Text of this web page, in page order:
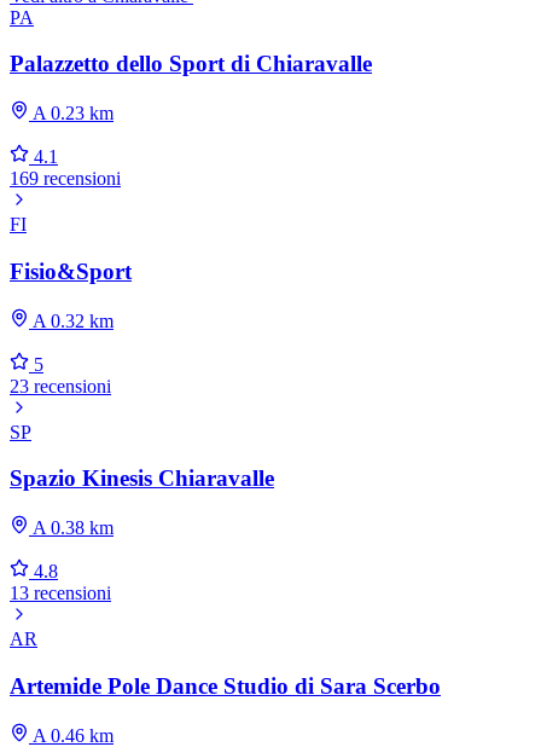
PA
Palazzetto dello Sport di Chiaravalle
A 0.23 km
4.1
169 recensioni
FI
Fisio&Sport
A 0.32 km
5
23 recensioni
SP
Spazio Kinesis Chiaravalle
A 0.38 km
4.8
13 recensioni
AR
Artemide Pole Dance Studio di Sara Scerbo
A 0.46 km